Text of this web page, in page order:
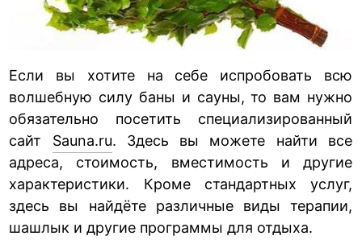
Если вы хотите на себе испробовать всю
волшебную силу баны и сауны, то вам нужно
обязательно посетить специализированный
сайт Sauna.ru. Здесь вы можете найти все
адреса, стоимость, вместимость и другие
характеристики. Кроме стандартных услуг,
здесь вы найдёте различные виды терапии,
шашлык и другие программы для отдыха.